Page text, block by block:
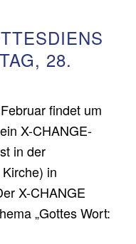
28.
findet um
X-CHANGE-
in der
in
X-CHANGE
„Gottes Wort: